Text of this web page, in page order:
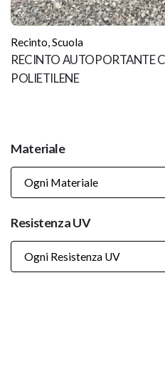
Recinto,Scuola
RECINTO AUTOPORTANTE
POLIETILENE
Materiale
Ogni Materiale
Resistenza UV
Ogni Resistenza UV